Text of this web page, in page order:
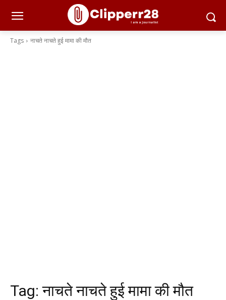
Tags नाचते नाचते हुई मामा की मौत
Tag:नाचते नाचते हुई मामा की मौत